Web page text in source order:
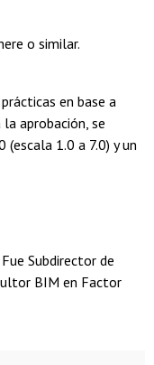
o similar.
en base a
aprobación, se
1.0 a 7.0) y un
Subdirector de
BIM en Factor